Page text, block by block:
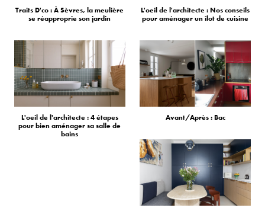
Traits D'co : À Sèvres, la meulière
se réapproprie son jardin
L'oeil de l'architecte : Nos conseils
pour aménager un îlot de cuisine
L'oeil de l'architecte : 4 étapes
pour bien aménager sa salle de
bains
Avant/Après : Bac